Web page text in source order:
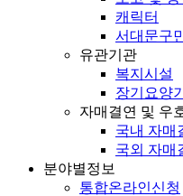
캐릭터
서대문구
유관기관
복지시설
장기요양
자매결연 및 우
국내 자매
국외 자매
분야별정보
통합온라인신청